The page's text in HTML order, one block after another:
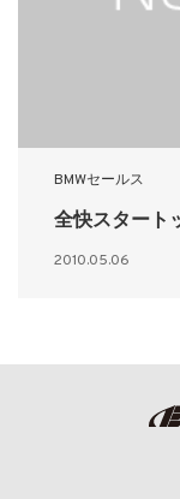
BMWセールス
全快スタート
2010.05.06